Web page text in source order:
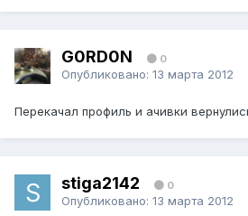
G0RD0N 0
Опубликовано: 13 марта 2012
Перекачал профиль и ачивки
stiga2142 0
Опубликовано: 13 марта 2012